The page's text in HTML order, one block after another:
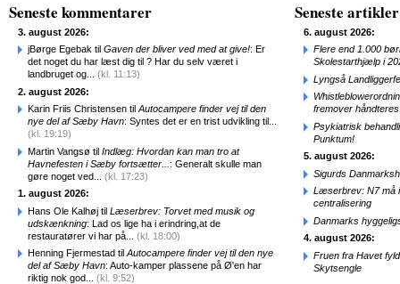
Seneste kommentarer
3. august 2026:
jBørge Egebak til Gaven der bliver ved med at give!: Er
det noget du har læst dig til ? Har du selv været i
landbruget og... (kl. 11:13)
2. august 2026:
Karin Friis Christensen til Autocampere finder vej til den
nye del af Sæby Havn: Syntes det er en trist udvikling til...
(kl. 19:19)
Martin Vangsø til Indlæg: Hvordan kan man tro at
Havnefesten i Sæby fortsætter... : Generalt skulle man
gøre noget ved... (kl. 17:23)
1. august 2026:
Hans Ole Kalhøj til Læserbrev: Torvet med musik og
udskænkning: Lad os lige ha i erindring,at de
restauratører vi har på... (kl. 18:00)
Henning Fjermestad til Autocampere finder vej til den nye
del af Sæby Havn: Auto-kamper plassene på Ø'en har
riktig nok god... (kl. 9:52)
Seneste artikler
6. august 2026:
Flere end 1.000
Skolestarthjælp i
Lyngså
fremover
Psykiatrisk
Punktum!
5. august 2026:
Sigurds
Læserbrev: N7 må
centralisering
Danmarks
4. august 2026:
Fruen fra Havet
Skytsengle